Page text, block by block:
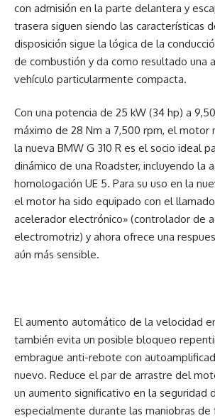
con admisión en la parte delantera y
trasera siguen siendo las características
disposición sigue la lógica de la
de combustión y da como resultado una
vehículo particularmente compacta.
Con una potencia de 25 kW (34 hp) a
máximo de 28 Nm a 7,500 rpm, el motor
la nueva BMW G 310 R es el socio ideal
dinámico de una Roadster, incluyendo la
homologación UE 5. Para su uso en la
el motor ha sido equipado con el
acelerador electrónico» (controlador de
electromotriz) y ahora ofrece una
aún más sensible.
El aumento automático de la velocidad
también evita un posible bloqueo
embrague anti-rebote con
nuevo. Reduce el par de arrastre del
un aumento significativo en la seguridad
especialmente durante las maniobras de